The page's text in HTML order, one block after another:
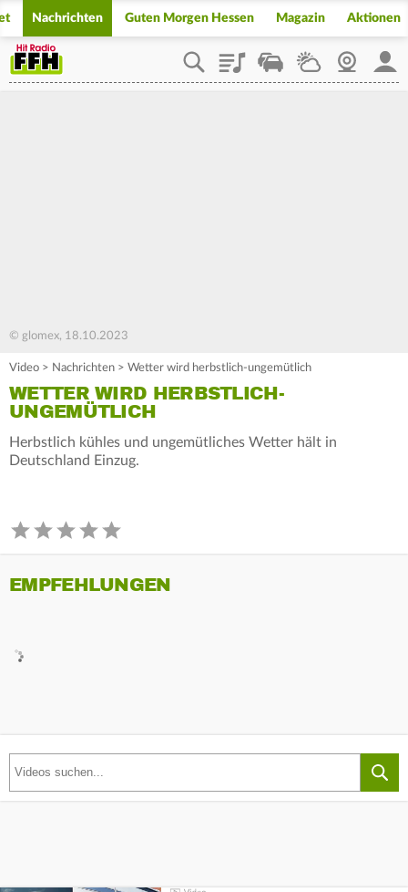
Nachrichten Guten Morgen Hessen Magazin Aktionen
PlaylistStaupilotWetterWebcam
© glomex, 18.10.2023
Video > Nachrichten > Wetter wird herbstlich-ungemütlich
WETTER WIRD HERBSTLICH-
UNGEMÜTLICH
Herbstlich kühles und ungemütliches Wetter hält in
Deutschland Einzug.
EMPFEHLUNGEN